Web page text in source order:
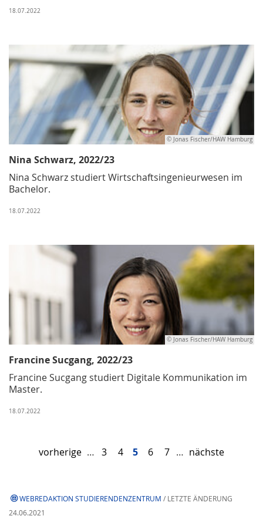
18.07.2022
© Jonas Fischer/HAW Hamburg
Nina Schwarz, 2022/23
Nina Schwarz studiert Wirtschaftsingenieurwesen im
Bachelor.
18.07.2022
© Jonas Fischer/HAW Hamburg
Francine Sucgang, 2022/23
Francine Sucgang studiert Digitale Kommunikation im
Master.
18.07.2022
vorherige … 3 4 5 6 7 … nächste
WEBREDAKTION STUDIERENDENZENTRUM / LETZTE ÄNDERUNG
24.06.2021